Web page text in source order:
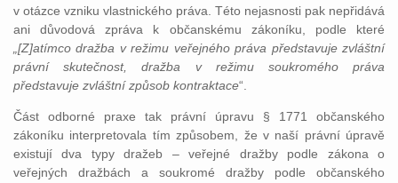
v otázce vzniku vlastnického práva. Této nejasnosti pak nepřidává
ani důvodová zpráva k občanskému zákoníku, podle které
„[Z]atímco dražba v režimu veřejného práva představuje zvláštní
právní skutečnost, dražba v režimu soukromého práva
představuje zvláštní způsob kontraktace“.
Část odborné praxe tak právní úpravu § 1771 občanského
zákoníku interpretovala tím způsobem, že v naší právní úpravě
existují dva typy dražeb – veřejné dražby podle zákona o
veřejných dražbách a soukromé dražby podle občanského